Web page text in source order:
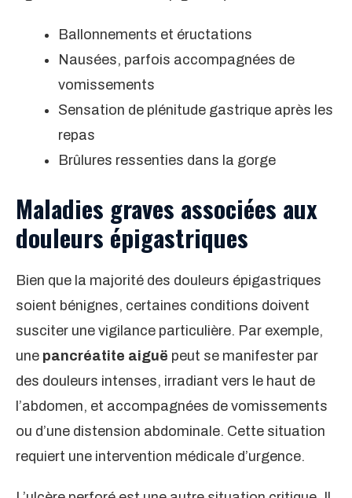
Ballonnements et éructations
Nausées, parfois accompagnées de
vomissements
Sensation de plénitude gastrique après les
repas
Brûlures ressenties dans la gorge
Maladies graves associées aux
douleurs épigastriques
Bien que la majorité des douleurs épigastriques
soient bénignes, certaines conditions doivent
susciter une vigilance particulière. Par exemple,
une pancréatite aiguë peut se manifester par
des douleurs intenses, irradiant vers le haut de
l’abdomen, et accompagnées de vomissements
ou d’une distension abdominale. Cette situation
requiert une intervention médicale d’urgence.